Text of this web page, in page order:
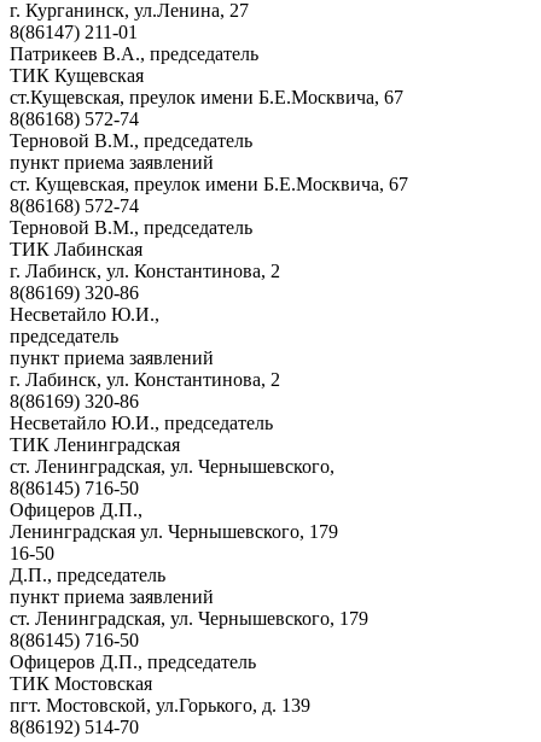
г. Курганинск, ул.Ленина, 27
8(86147) 211-01
Патрикеев В.А., председатель
ТИК Кущевская
ст.Кущевская, преулок имени Б.Е.Москвича, 67
8(86168) 572-74
Терновой В.М., председатель
пункт приема заявлений
ст. Кущевская, преулок имени Б.Е.Москвича, 67
8(86168) 572-74
Терновой В.М., председатель
ТИК Лабинская
г. Лабинск, ул. Константинова, 2
8(86169) 320-86
Несветайло Ю.И.,
председатель
пункт приема заявлений
г. Лабинск, ул. Константинова, 2
8(86169) 320-86
Несветайло Ю.И., председатель
ТИК Ленинградская
ст. Ленинградская, ул. Чернышевского,
8(86145) 716-50
Офицеров Д.П.,
Ленинградская ул. Чернышевского, 179
16-50
Д.П., председатель
пункт приема заявлений
ст. Ленинградская, ул. Чернышевского, 179
8(86145) 716-50
Офицеров Д.П., председатель
ТИК Мостовская
пгт. Мостовской, ул.Горького, д. 139
8(86192) 514-70